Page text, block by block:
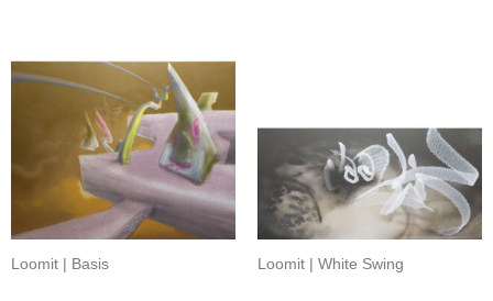
Loomit | Basis Loomit | White Swing